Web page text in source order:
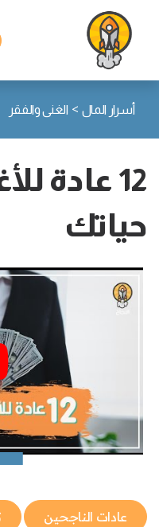
أسرار المال > الغنى والفقر
12 عادة
حياتك
عادات الناجحين